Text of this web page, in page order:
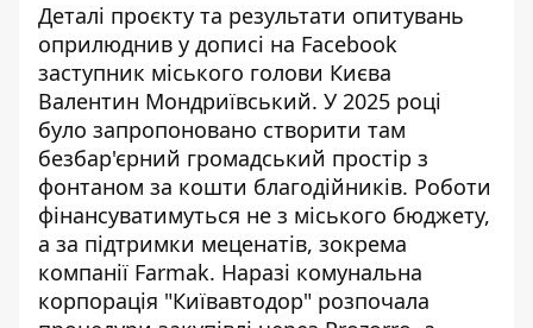
Деталі проєкту та результати опитувань
оприлюднив у дописі на Facebook
заступник міського голови Києва
Валентин Мондриївський. У 2025 році
було запропоновано створити там
безбар'єрний громадський простір з
фонтаном за кошти благодійників. Роботи
фінансуватимуться не з міського бюджету,
а за підтримки меценатів, зокрема
компанії Farmak. Наразі комунальна
корпорація "Київавтодор" розпочала